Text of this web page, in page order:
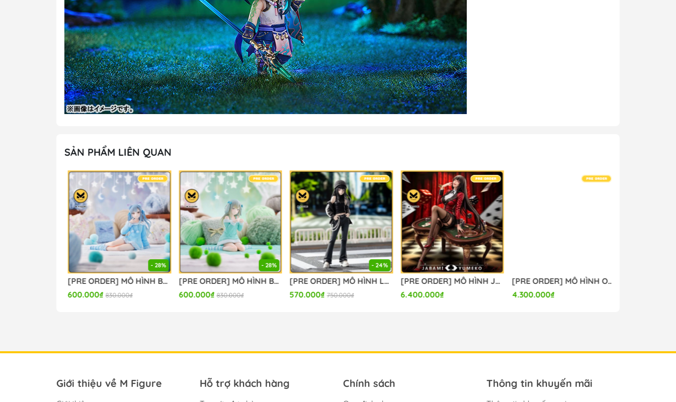
SẢN PHẨM LIÊN QUAN
- 28%
[PRE ORDER] MÔ HÌNH BanG Dream! - BanG Dream! Ave Mujica - Togawa Sakiko - Yumemirize - ～Pajama Party!～ (Sega Fave) FIGURE CHÍNH HÃNG
600.000₫ 830.000₫
- 28%
[PRE ORDER] MÔ HÌNH BanG Dream! - BanG Dream! Ave Mujica - Wakaba Mutsumi - Yumemirize - ～Pajama Party!～ (Sega Fave) FIGURE CHÍNH HÃNG
600.000₫ 830.000₫
- 24%
[PRE ORDER] MÔ HÌNH Lycoris Recoil - Inoue Takina - High Premium Figure - Street Snap (Sega Fave) FIGURE CHÍNH HÃNG
570.000₫ 750.000₫
[PRE ORDER] MÔ HÌNH Jabami Yumeko - Kakegurui (MBB Studio) FIGURE CHÍNH HÃNG
6.400.000₫
[PRE ORDER] MÔ HÌNH Original - Eve - 1/6 - Agape ver. (Omaha) FIGURE CHÍNH HÃNG
4.300.000₫
Giới thiệu về M Figure Hỗ trợ khách hàng Chính sách Thông tin khuyến mãi